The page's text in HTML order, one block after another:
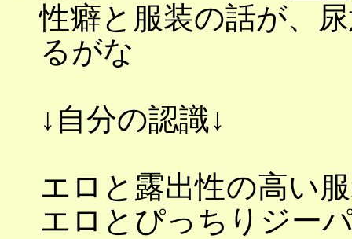
性癖と服装の話が、
るがな
↓自分の認識↓
エロと露出性の高い
エロとぴっちりジー